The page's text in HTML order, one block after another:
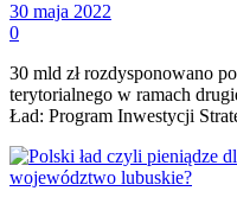
30 maja 2022
0
30 mld zł rozdysponowano
terytorialnego w ramach
Ład: Program Inwestycji